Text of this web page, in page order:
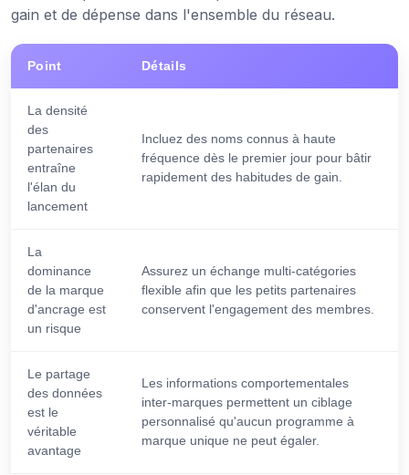
gain et de dépense dans l'ensemble du réseau.
Point Détails
La densité
des
partenaires
entraîne
l'élan du
lancement
Incluez des noms connus à haute
fréquence dès le premier jour pour bâtir
rapidement des habitudes de gain.
La
dominance
de la marque
d'ancrage est
un risque
Assurez un échange multi-catégories
flexible afin que les petits partenaires
conservent l'engagement des membres.
Le partage
des données
est le
véritable
avantage
Les informations comportementales
inter-marques permettent un ciblage
personnalisé qu'aucun programme à
marque unique ne peut égaler.